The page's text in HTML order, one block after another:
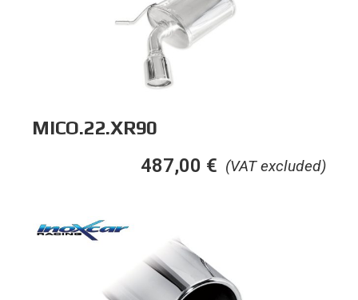
MICO.22.XR90
(VAT excluded)
487,00 €